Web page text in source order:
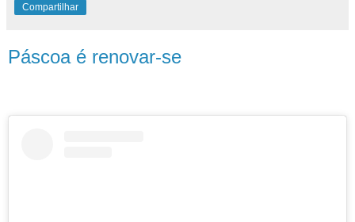
Compartilhar
Páscoa é renovar-se